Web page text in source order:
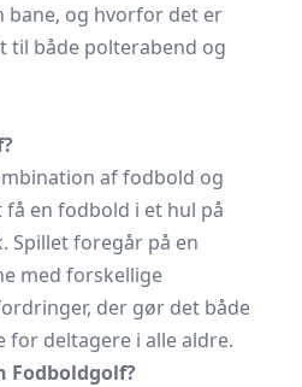
bane, og hvorfor det er
til både polterabend og
af fodbold og
en fodbold i et hul på
foregår på en
med forskellige
der gør det både
deltagere i alle aldre.
Fodboldgolf?